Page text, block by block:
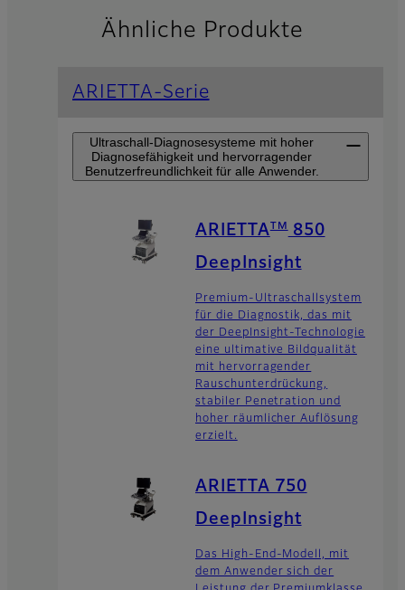
Ähnliche Produkte
ARIETTA-Serie
Ultraschall-Diagnosesysteme mit hoher
Diagnosefähigkeit und hervorragender
Benutzerfreundlichkeit für alle Anwender.
ARIETTA TM 850
DeepInsight
Premium-Ultraschallsystem
für die Diagnostik, das mit
der DeepInsight-Technologie
eine ultimative Bildqualität
mit hervorragender
Rauschunterdrückung,
stabiler Penetration und
hoher räumlicher Auflösung
erzielt.
ARIETTA 750
DeepInsight
Das High-End-Modell, mit
dem Anwender sich der